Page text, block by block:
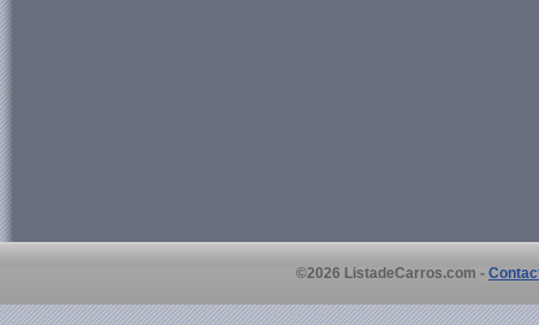
©2026 ListadeCarros.com -